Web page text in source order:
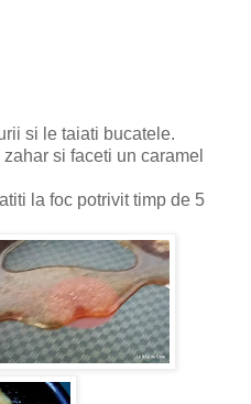
si le taiati bucatele.
si faceti un caramel
la foc potrivit timp de 5